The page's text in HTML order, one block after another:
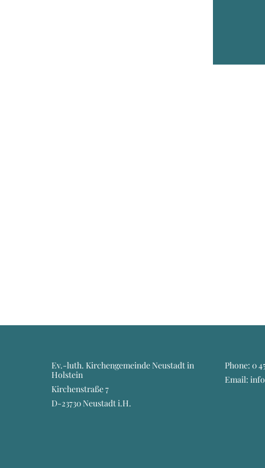
Ev.-luth. Kirchengemeinde Neustadt in
Holstein
Kirchenstraße 7
D-23730 Neustadt i.H.
Phone: 0
Email: